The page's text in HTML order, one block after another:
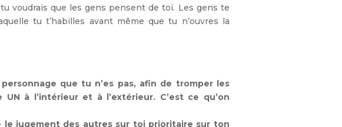
voudrais que les gens pensent de toi. Les gens te
tu t’habilles avant même que tu n’ouvres la
que tu n’es pas, afin de tromper les
à l’intérieur et à l’extérieur. C’est ce qu’on
le jugement des autres sur toi prioritaire sur ton